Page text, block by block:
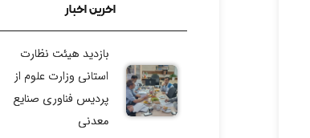
فناورانه گل‌گهر
رویداد تخصصی سرمایه
گذاری صنعت معدن
اخرین اخبار
بازدید هیئت نظارت
استانی وزارت علوم از
پردیس فناوری صنایع
معدنی